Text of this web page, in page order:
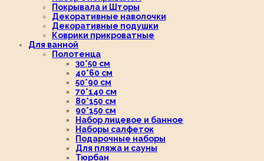
Покрывала и Шторы
Декоративные наволочки
Декоративные подушки
Коврики прикроватные
Для ванной
Полотенца
30*50 см
40*60 см
50*90 см
70*140 см
80*150 см
90*150 см
Набор лицевое и банное
Наборы салфеток
Подарочные наборы
Для пляжа и сауны
Тюрбан